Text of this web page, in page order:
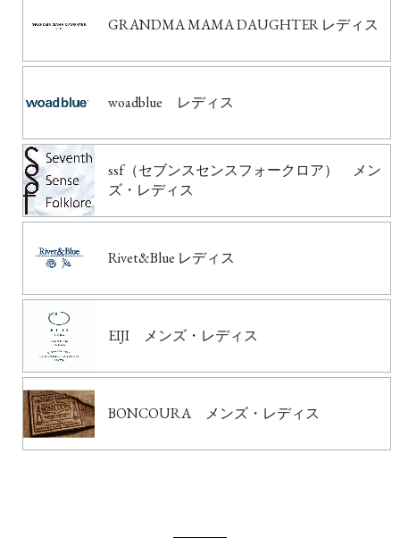
GRANDMA MAMA DAUGHTER レディス
woadblue レディス
ssf（セブンスセンスフォークロア） メン
ズ・レディス
Rivet&Blue レディス
EIJI メンズ・レディス
BONCOURA メンズ・レディス